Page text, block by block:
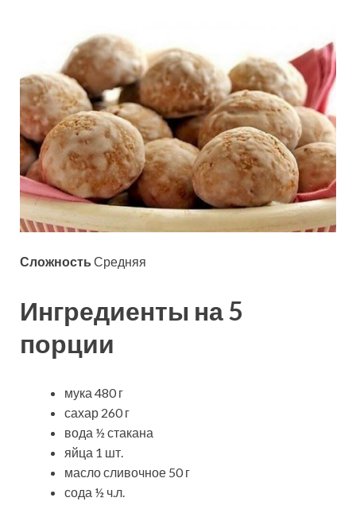
Сложность Средняя
Ингредиенты на 5
порции
мука 480 г
сахар 260 г
вода ½ стакана
яйца 1 шт.
масло сливочное 50 г
сода ½ ч.л.